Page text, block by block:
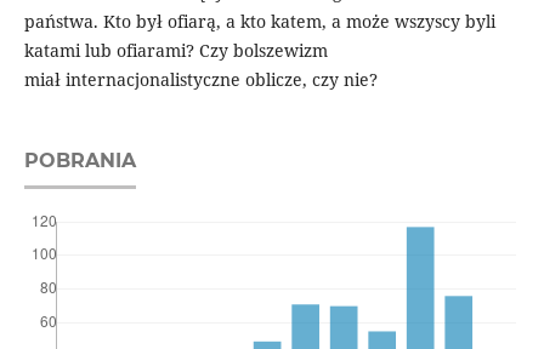
państwa. Kto był ofiarą, a kto katem, a może wszyscy byli
katami lub ofiarami? Czy bolszewizm
miał internacjonalistyczne oblicze, czy nie?
POBRANIA